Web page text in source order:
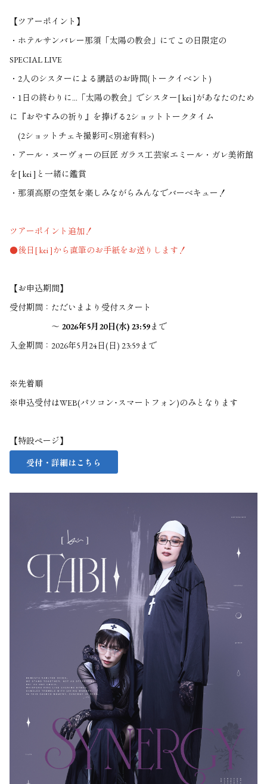
【ツアーポイント】
・ホテルサンバレー那須「太陽の教会」にてこの日限定の
SPECIAL LIVE
・2人のシスターによる講話のお時間(トークイベント)
・1日の終わりに…「太陽の教会」でシスター[ kei ]があなたのため
に『おやすみの祈り』を捧げる2ショットトークタイム
(2ショットチェキ撮影可<別途有料>)
・アール・ヌーヴォーの巨匠 ガラス工芸家エミール・ガレ美術館
を[ kei ]と一緒に鑑賞
・那須高原の空気を楽しみながらみんなでバーベキュー！
ツアーポイント追加！
●後日[ kei ]から直筆のお手紙をお送りします！
【お申込期間】
受付期間： ただいまより受付スタート
～ 2026年5月20日(水) 23:59まで
入金期間：2026年5月24日(日) 23:59まで
※先着順
※申込受付はWEB(パソコン･スマートフォン)のみとなります
【特設ページ】
受付・詳細はこちら